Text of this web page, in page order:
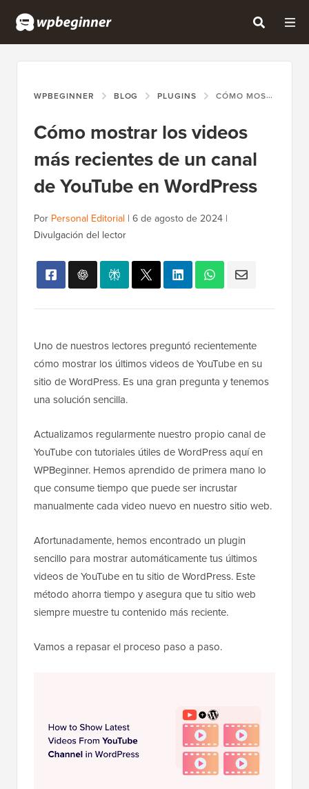
WPBEGINNER BLOG PLUGINS CÓMO MOSTRAR LOS VIDEOS MÁS RECIENTES DE UN CANAL DE YOUTUBE EN WORDPRESS
Cómo mostrar los videos
más recientes de un canal
de YouTube en WordPress
Por Personal Editorial | 6 de agosto de 2024 |
Divulgación del lector
Uno de nuestros lectores preguntó recientemente
cómo mostrar los últimos videos de YouTube en su
sitio de WordPress. Es una gran pregunta y tenemos
una solución sencilla.
Actualizamos regularmente nuestro propio canal de
YouTube con tutoriales útiles de WordPress aquí en
WPBeginner. Hemos aprendido de primera mano lo
que consume tiempo que puede ser incrustar
manualmente cada video nuevo en nuestro sitio web.
Afortunadamente, hemos encontrado un plugin
sencillo para mostrar automáticamente tus últimos
videos de YouTube en tu sitio de WordPress. Este
método ahorra tiempo y asegura que tu sitio web
siempre muestre tu contenido más reciente.
Vamos a repasar el proceso paso a paso.